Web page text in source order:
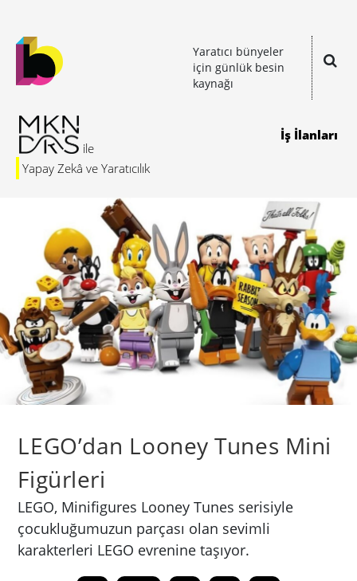
Yaratıcı bünyeler
için günlük besin
kaynağı
Yapay Zekâ ve Yaratıcılık
İş İlanları
LEGO’dan Looney Tunes Mini
Figürleri
LEGO, Minifigures Looney Tunes serisiyle
çocukluğumuzun parçası olan sevimli
karakterleri LEGO evrenine taşıyor.